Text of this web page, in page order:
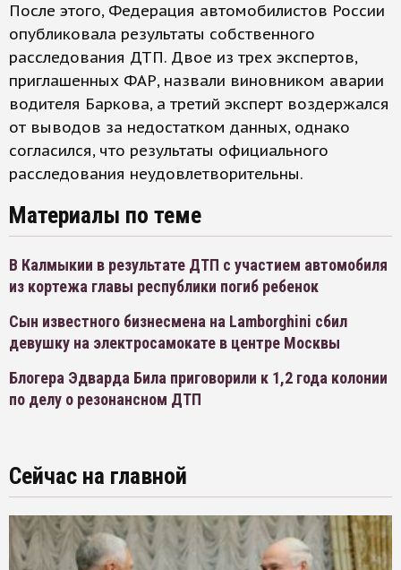
После этого, Федерация автомобилистов России
опубликовала результаты собственного
расследования ДТП. Двое из трех экспертов,
приглашенных ФАР, назвали виновником аварии
водителя Баркова, а третий эксперт воздержался
от выводов за недостатком данных, однако
согласился, что результаты официального
расследования неудовлетворительны.
Материалы по теме
В Калмыкии в результате ДТП с участием автомобиля
из кортежа главы республики погиб ребенок
Сын известного бизнесмена на Lamborghini сбил
девушку на электросамокате в центре Москвы
Блогера Эдварда Била приговорили к 1,2 года колонии
по делу о резонансном ДТП
Сейчас на главной